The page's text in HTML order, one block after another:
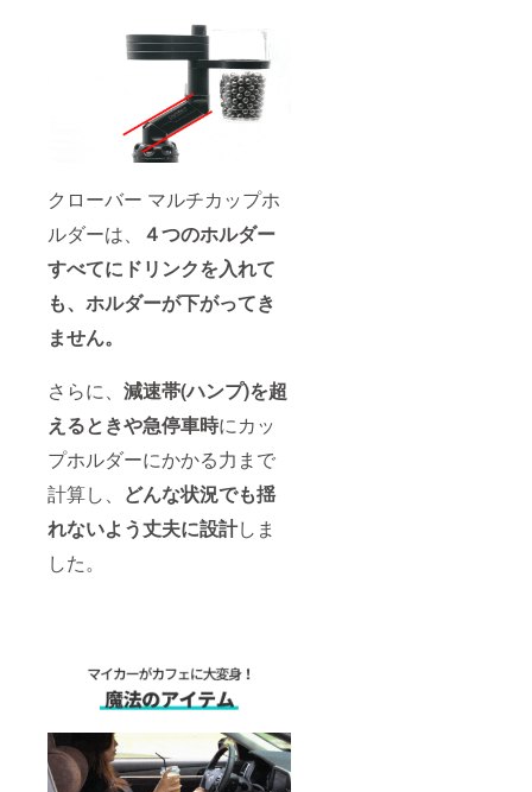
クローバー マルチカップホ
ルダーは、
４つのホルダー
すべてにドリンクを入れて
も、ホルダーが下がってき
ません。
さらに、 減速帯(ハンプ)を超
えるときや急停車時にカッ
プホルダーにかかる力まで
計算し、 どんな状況でも揺
れないよう丈夫に設計しま
した。